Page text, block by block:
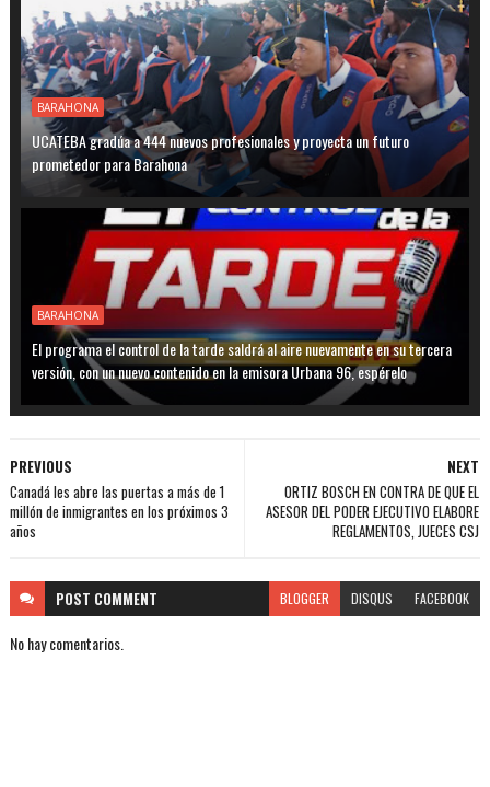
BARAHONA
UCATEBA gradúa a 444 nuevos profesionales y proyecta un futuro
prometedor para Barahona
BARAHONA
El programa el control de la tarde saldrá al aire nuevamente en su tercera
versión, con un nuevo contenido en la emisora Urbana 96, espérelo
NEXT
ORTIZ BOSCH EN CONTRA DE QUE EL
ASESOR DEL PODER EJECUTIVO ELABORE
REGLAMENTOS, JUECES CSJ
PREVIOUS
Canadá les abre las puertas a más de 1
millón de inmigrantes en los próximos 3
años
POST COMMENT BLOGGER DISQUS FACEBOOK
No hay comentarios.